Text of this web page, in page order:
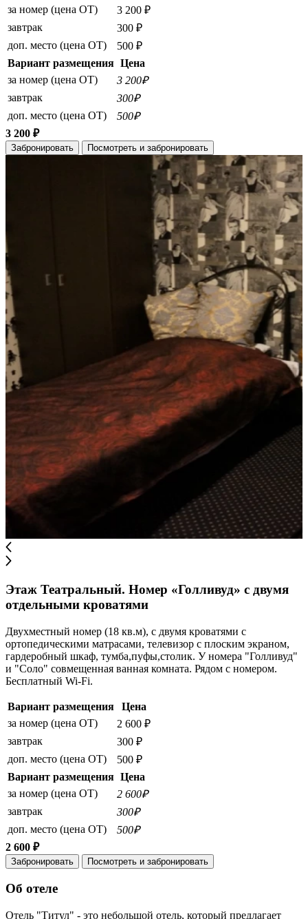
за номер (цена ОТ)
3 200 ₽
завтрак
300 ₽
доп. место (цена ОТ)
500 ₽
Вариант размещения Цена
за номер (цена ОТ)
3 200₽
завтрак
300₽
доп. место (цена ОТ)
500₽
3 200 ₽
Забронировать Посмотреть и забронировать
Этаж Театральный. Номер «Голливуд» с двумя
отдельными кроватями
Двухместный номер (18 кв.м), с двумя кроватями с
ортопедическими матрасами, телевизор с плоским экраном,
гардеробный шкаф, тумба,пуфы,столик. У номера "Голливуд"
и "Соло" совмещенная ванная комната. Рядом с номером.
Бесплатный Wi-Fi.
Вариант размещения
Цена
за номер (цена ОТ)
2 600 ₽
завтрак
300 ₽
доп. место (цена ОТ)
500 ₽
Вариант размещения Цена
за номер (цена ОТ)
2 600₽
завтрак
300₽
доп. место (цена ОТ)
500₽
2 600 ₽
Забронировать Посмотреть и забронировать
Об отеле
Отель "Титул" - это небольшой отель, который предлагает